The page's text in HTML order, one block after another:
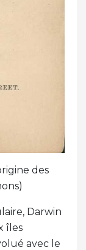
des
Darwin
îles
avec le